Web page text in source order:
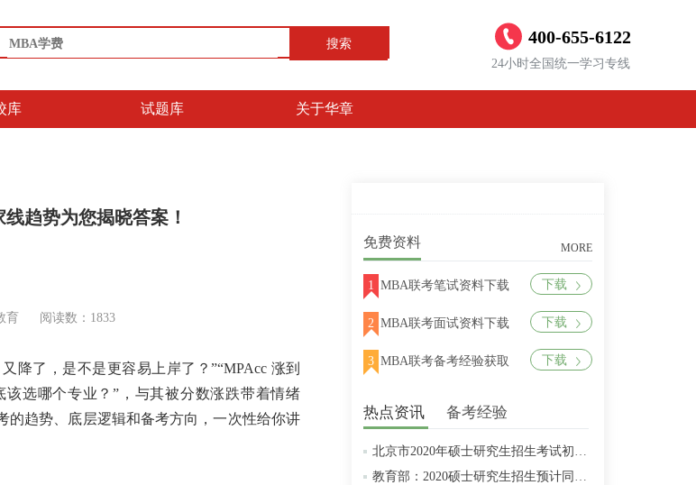
搜索 400-655-6122
24小时全国统一学习专线
库 试题库 关于华章
趋势为您揭晓答案！
育 阅读数：1833
降了，是不是更容易上岸了？”“MPAcc 涨到
选哪个专业？”，与其被分数涨跌带着情绪
的趋势、底层逻辑和备考方向，一次性给你讲
免费资料 MORE
1 MBA联考笔试资料下载 下载
2 MBA联考面试资料下载 下载
3 MBA联考备考经验获取 下载
热点资讯 备考经验
北京市2020年硕士研究生招生考试初试成绩查询及复查复核的公告
教育部：2020硕士研究生招生预计同比增加18.9万人